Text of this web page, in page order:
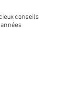
conseils